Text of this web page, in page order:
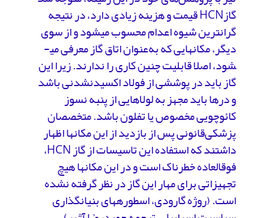
گازHCN قیمت و هزینه زیادی دارد، در نتیجه
گران­ترین شیوه اعدام محسوب می­شود و از سوی
دیگر، مکان­هایی که به‌عنوان اتاق گاز معرفی می­
شود، اصلا قابلیت چنین کاری را ندارند. زیرا این
گاز باید در پوششی از فولاد اکسیدنشدنی باشد
و در­ها باید مجهز به لولاهایی از پنبه نسوز
کائوچویی مخصوص یا تفلون باشد. متخصصان
پزشکی‌قانونی پس از بازدید از این مکان­ها اظهار
داشتند که استفاده این تاسیسات از گاز HCN،
فوق­العاده خطرناک است و در این مکان­ها هیچ
تجهیزاتی برای مهار این گاز در نظر گرفته نشده
است. (روژه گارودی، اسطوره­های بنیان­گذاری